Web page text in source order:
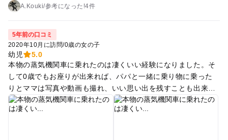
がっていました。 近くに100円で走るミニカーみたいなのがあ
回ほど乗りました。 近くには屋内で遊べる場所もあり、避暑、
雨の際にも遊べます。 遊園地にあるところは小さい子向けなの
で、少し大きな子には物足りないと思いますが、別のところに
は大きい子用の科学なんとかというところもありました。（こ
ちらは見てないので詳しくはわかりません） 園内がとても広い
ので、園内バスで移動した方がいいと思います。 芝生広場や遊
具も充実していたので、また行きたいですが、終わり際の園内
バスは運行時間が少ないので気をつけなければなりません。 ナ
A.Kouki/参考になった!4件
5年前の口コミ
2020年10月に訪問/0歳の女の子
幼児
5.0
本物の蒸気機関車に乗れたのは凄くいい経験になりました。そ
して0歳でもお座りが出来れば、パパと一緒に乗り物に乗った
りとママは写真や動画も撮れ、いい思い出を残すことも出来ま
した。